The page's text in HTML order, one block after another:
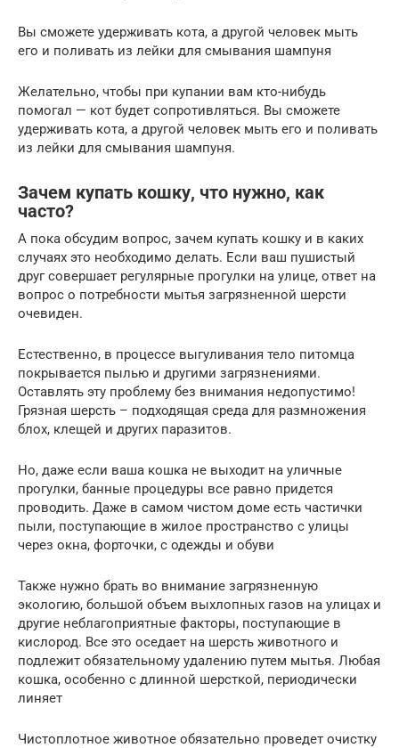
Вы сможете удерживать кота, а другой человек мыть
его и поливать из лейки для смывания шампуня
Желательно, чтобы при купании вам кто-нибудь
помогал — кот будет сопротивляться. Вы сможете
удерживать кота, а другой человек мыть его и поливать
из лейки для смывания шампуня.
Зачем купать кошку, что нужно, как
часто?
А пока обсудим вопрос, зачем купать кошку и в каких
случаях это необходимо делать. Если ваш пушистый
друг совершает регулярные прогулки на улице, ответ на
вопрос о потребности мытья загрязненной шерсти
очевиден.
Естественно, в процессе выгуливания тело питомца
покрывается пылью и другими загрязнениями.
Оставлять эту проблему без внимания недопустимо!
Грязная шерсть – подходящая среда для размножения
блох, клещей и других паразитов.
Но, даже если ваша кошка не выходит на уличные
прогулки, банные процедуры все равно придется
проводить. Даже в самом чистом доме есть частички
пыли, поступающие в жилое пространство с улицы
через окна, форточки, с одежды и обуви
Также нужно брать во внимание загрязненную
экологию, большой объем выхлопных газов на улицах и
другие неблагоприятные факторы, поступающие в
кислород. Все это оседает на шерсть животного и
подлежит обязательному удалению путем мытья. Любая
кошка, особенно с длинной шерсткой, периодически
линяет
Чистоплотное животное обязательно проведет очистку